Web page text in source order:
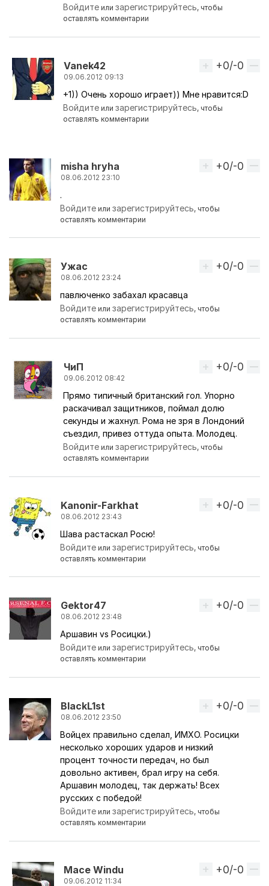
Ответ на комментарий пользователяmisha hryha
Войдите илизарегистрируйтесь, чтобы
оставлять комментарии
Vanek42
09.06.2012 09:13
Ответ на комментарий пользователяmisha hryha
Вверх
+0/-0
+1)) Очень хорошо играет)) Мне нравится:D
Войдите илизарегистрируйтесь, чтобы
оставлять комментарии
misha hryha
08.06.2012 23:10
Вверх
+0/-0
.
Войдите илизарегистрируйтесь, чтобы
оставлять комментарии
Ужас
08.06.2012 23:24
Вверх
+0/-0
павлюченко забахал красавца
Войдите илизарегистрируйтесь, чтобы
оставлять комментарии
ЧиП
09.06.2012 08:42
Ответ на комментарий пользователяУжас
Вверх
+0/-0
Прямо типичный британский гол. Упорно
раскачивал защитников, поймал долю
секунды и жахнул. Рома не зря в Лондоний
съездил, привез оттуда опыта. Молодец.
Войдите илизарегистрируйтесь, чтобы
оставлять комментарии
Kanonir-Farkhat
08.06.2012 23:43
Вверх
+0/-0
Шава растаскал Росю!
Войдите илизарегистрируйтесь, чтобы
оставлять комментарии
Gektor47
08.06.2012 23:48
Вверх
+0/-0
Аршавин vs Росицки.)
Войдите илизарегистрируйтесь, чтобы
оставлять комментарии
BlackL1st
08.06.2012 23:50
Вверх
+0/-0
Войцех правильно сделал, ИМХО. Росицки
несколько хороших ударов и низкий
процент точности передач, но был
довольно активен, брал игру на себя.
Аршавин молодец, так держать! Всех
русских с победой!
Войдите илизарегистрируйтесь, чтобы
оставлять комментарии
Mace Windu
09.06.2012 11:34
Вверх
+0/-0